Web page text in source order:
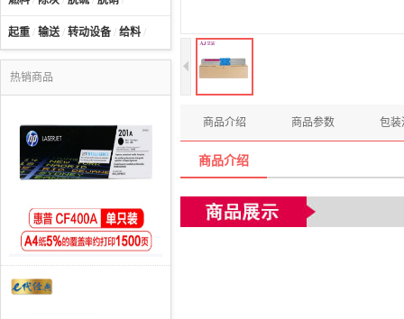
起重 / 输送/ 转动设备 / 给料 /
热销商品
商品介绍 商品参数 包装
商品介绍